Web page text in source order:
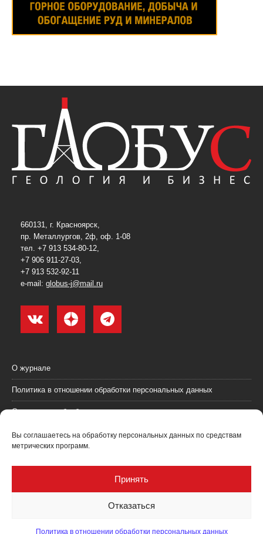
Вы соглашаетесь на обработку персональных данных по средствам
метрических программ.
Принять
Отказаться
Политика в отношении обработки персональных данных
660131, г. Красноярск,
пр. Металлургов, 2ф, оф. 1-08
тел. +7 913 534-80-12,
+7 906 911-27-03,
+7 913 532-92-11
e-mail: globus-j@mail.ru
О журнале
Политика в отношении обработки персональных данных
Согласие на обработку персональных данных
Пользовательское соглашение (оферта)